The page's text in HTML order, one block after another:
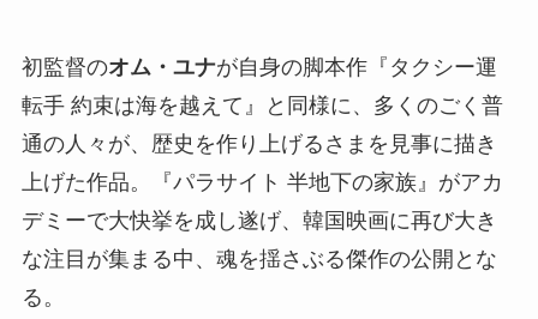
初監督のオム・ユナが自身の脚本作『タクシー運
転手 約束は海を越えて』と同様に、多くのごく普
通の人々が、歴史を作り上げるさまを見事に描き
上げた作品。『パラサイト 半地下の家族』がアカ
デミーで大快挙を成し遂げ、韓国映画に再び大き
な注目が集まる中、魂を揺さぶる傑作の公開とな
る。